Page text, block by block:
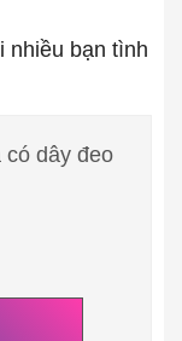
nhiều bạn tình
dây đeo